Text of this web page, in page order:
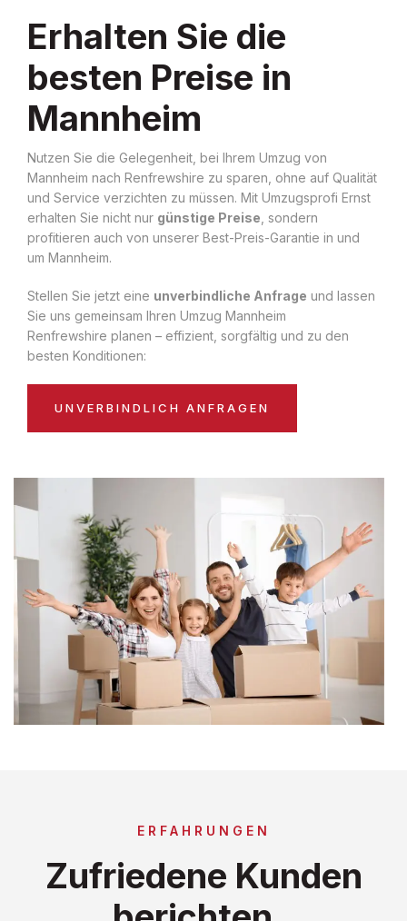
Erhalten Sie die
besten Preise in
Mannheim
Nutzen Sie die Gelegenheit, bei Ihrem Umzug von
Mannheim nach Renfrewshire zu sparen, ohne auf Qualität
und Service verzichten zu müssen. Mit Umzugsprofi Ernst
erhalten Sie nicht nur günstige Preise , sondern
profitieren auch von unserer Best-Preis-Garantie in und
um Mannheim.
Stellen Sie jetzt eine unverbindliche Anfrage und lassen
Sie uns gemeinsam Ihren Umzug Mannheim
Renfrewshire planen – effizient, sorgfältig und zu den
besten Konditionen:
UNVERBINDLICH ANFRAGEN
ERFAHRUNGEN
Zufriedene Kunden